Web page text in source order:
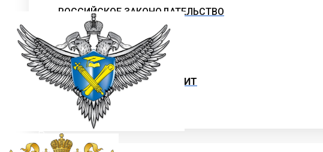
РОССИЙСКОЕ ЗАКОНОДАТЕЛЬСТВО
ИНСТРУКЦИИ
ОБРАЗЦЫ ДОКУМЕНТОВ
ОБРАЗОВАТЕЛЬНЫЙ КРЕДИТ
ЦЕЛЕВОЕ ОБУЧЕНИЕ
Выпускнику